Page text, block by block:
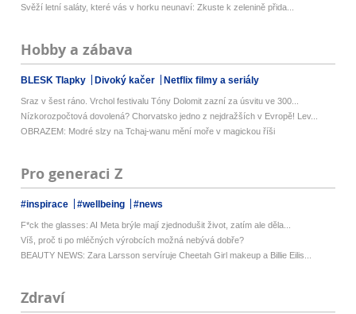
Svěží letní saláty, které vás v horku neunaví: Zkuste k zelenině přida...
Hobby a zábava
BLESK Tlapky Divoký kačer Netflix filmy a seriály
Sraz v šest ráno. Vrchol festivalu Tóny Dolomit zazní za úsvitu ve 300...
Nízkorozpočtová dovolená? Chorvatsko jedno z nejdražších v Evropě! Lev...
OBRAZEM: Modré slzy na Tchaj-wanu mění moře v magickou říši
Pro generaci Z
#inspirace #wellbeing #news
F*ck the glasses: AI Meta brýle mají zjednodušit život, zatím ale děla...
Víš, proč ti po mléčných výrobcích možná nebývá dobře?
BEAUTY NEWS: Zara Larsson servíruje Cheetah Girl makeup a Billie Eilis...
Zdraví